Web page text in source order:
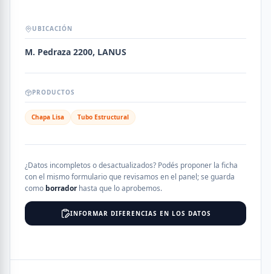
UBICACIÓN
M. Pedraza 2200, LANUS
PRODUCTOS
Chapa Lisa Tubo Estructural
¿Datos incompletos o desactualizados? Podés proponer la ficha
con el mismo formulario que revisamos en el panel; se guarda
como borradorhasta que lo aprobemos.
INFORMAR DIFERENCIAS EN LOS DATOS